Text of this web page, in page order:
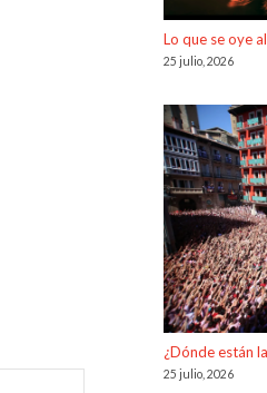
Lo que se oye
25 julio, 2026
¿Dónde están
25 julio, 2026